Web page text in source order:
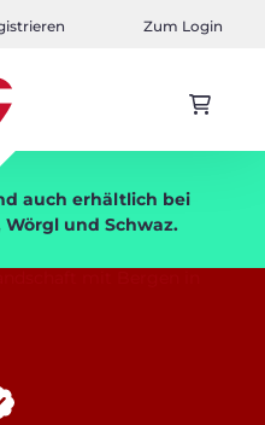
Zum Login
auch erhältlich bei
und Schwaz.